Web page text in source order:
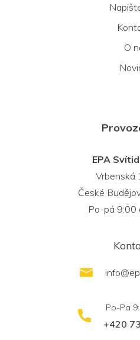
O
EPA
Vrbenská
České
Po-pá 9:00
info@
+420